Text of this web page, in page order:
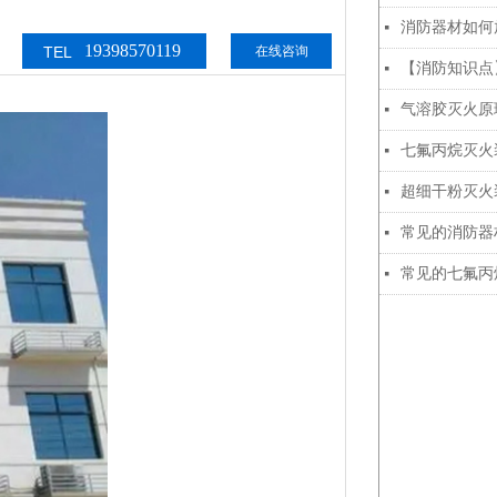
在线咨询
TEL
：
19398570119
넷 消防器材如
넷 【消防知识
넷 气溶胶灭火原
넷 七氟丙烷灭
넷 超细干粉灭
넷 常见的消防
넷 常见的七氟